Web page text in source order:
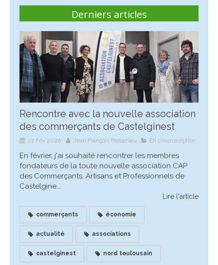
Derniers articles
Rencontre avec la nouvelle association
des commerçants de Castelginest
27 Fév 2026 Jean François Portarrieu En circonscription
En février, j'ai souhaité rencontrer les membres
fondateurs de la toute nouvelle association CAP
des Commerçants, Artisans et Professionnels de
Castelgine...
Lire l'article
commerçants économie
actualité associations
castelginest nord toulousain